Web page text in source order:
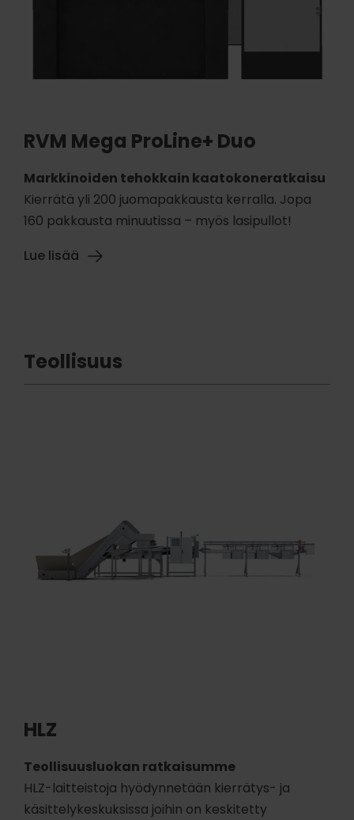
RVM Mega ProLine+ Duo
Markkinoiden tehokkain kaatokoneratkaisu
Kierrätä yli 200 juomapakkausta kerralla. Jopa
160 pakkausta minuutissa – myös lasipullot!
Lue lisää
Teollisuus
HLZ
Teollisuusluokan ratkaisumme
HLZ-laitteistoja hyödynnetään kierrätys- ja
käsittelykeskuksissa joihin on keskitetty